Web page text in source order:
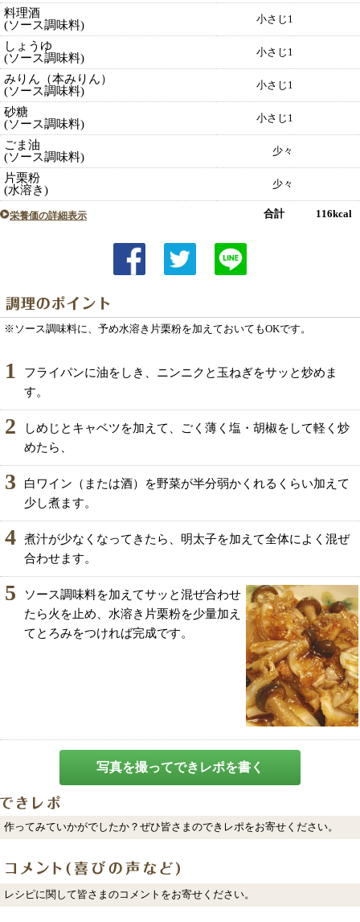
料理酒
(ソース調味料)
小さじ1
しょうゆ
(ソース調味料)
小さじ1
みりん（本みりん）
(ソース調味料)
小さじ1
砂糖
(ソース調味料)
小さじ1
ごま油
(ソース調味料)
少々
片栗粉
(水溶き)
少々
栄養価の詳細表示 合計 116kcal
※ソース調味料に、予め水溶き片栗粉を加えておいてもOKです。
1
フライパンに油をしき、ニンニクと玉ねぎをサッと炒めま
す。
2
しめじとキャベツを加えて、ごく薄く塩・胡椒をして軽く炒
めたら、
3
白ワイン（または酒）を野菜が半分弱かくれるくらい加えて
少し煮ます。
4
煮汁が少なくなってきたら、明太子を加えて全体によく混ぜ
合わせます。
5
ソース調味料を加えてサッと混ぜ合わせ
たら火を止め、水溶き片栗粉を少量加え
てとろみをつければ完成です。
写真を撮ってできレポを書く
作ってみていかがでしたか？ぜひ皆さまのできレポをお寄せください。
レシピに関して皆さまのコメントをお寄せください。